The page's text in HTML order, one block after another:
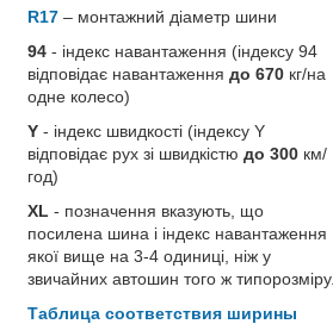
R17 – монтажний діаметр шини
94 - індекс навантаження (індексу 94
відповідає навантаження до 670 кг/на
одне колесо)
Y - індекс швидкості (індексу Y
відповідає рух зі швидкістю до 300 км/
год)
XL - позначення вказують, що
посилена шина і індекс навантаження
якої вище на 3-4 одиниці, ніж у
звичайних автошин того ж типорозміру.
Таблица соответствия ширины